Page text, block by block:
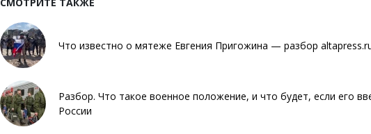
Что известно о мятеже Евгения Пригожина — разбор
Разбор. Что такое военное положение, и что будет, если его
России